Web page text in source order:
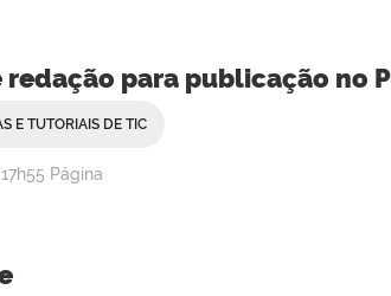
redação para publicação no
E TUTORIAIS DE TIC
17h55 Página